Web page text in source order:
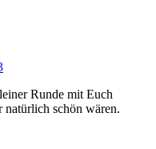
Runde mit Euch
natürlich schön wären.